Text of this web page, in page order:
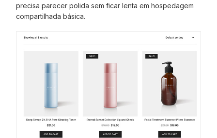
precisa parecer polida sem ficar lenta em hospedagem
compartilhada básica.